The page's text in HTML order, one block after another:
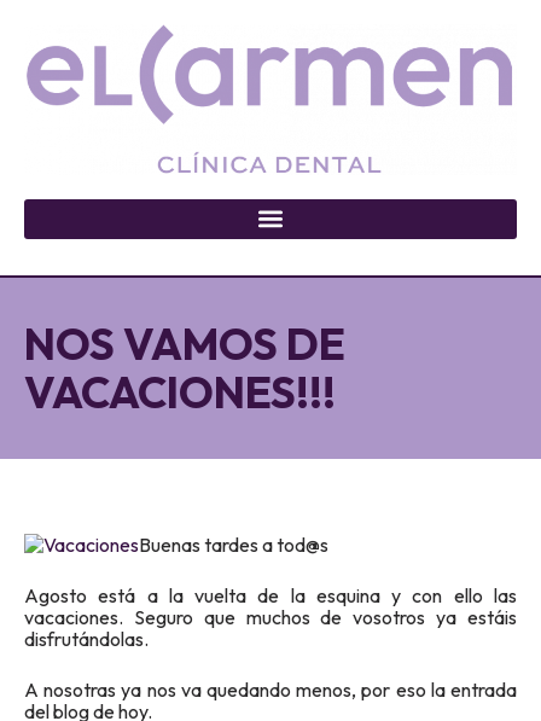
NOS VAMOS DE
VACACIONES!!!
Buenas tardes a tod@s
Agosto está a la vuelta de la esquina y con ello las
vacaciones. Seguro que muchos de vosotros ya estáis
disfrutándolas.
A nosotras ya nos va quedando menos, por eso la entrada
del blog de hoy.